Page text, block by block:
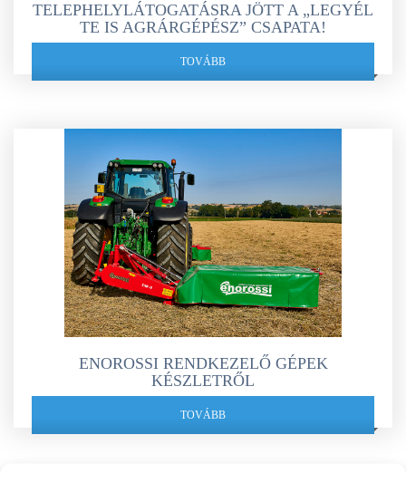
TELEPHELYLÁTOGATÁSRA JÖTT A „LEGYÉL
TE IS AGRÁRGÉPÉSZ” CSAPATA!
TOVÁBB
ENOROSSI RENDKEZELŐ GÉPEK
KÉSZLETRŐL
TOVÁBB